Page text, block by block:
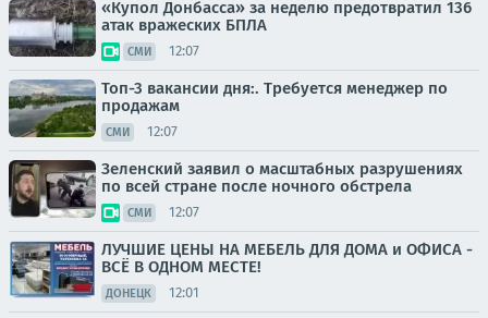
«Купол Донбасса» за неделю предотвратил 136
атак вражеских БПЛА
СМИ 12:07
Топ-3 вакансии дня:. Требуется менеджер по
продажам
СМИ 12:07
Зеленский заявил о масштабных разрушениях
по всей стране после ночного обстрела
СМИ 12:07
ЛУЧШИЕ ЦЕНЫ НА МЕБЕЛЬ ДЛЯ ДОМА и ОФИСА -
ВСЁ В ОДНОМ МЕСТЕ!
ДОНЕЦК 12:01